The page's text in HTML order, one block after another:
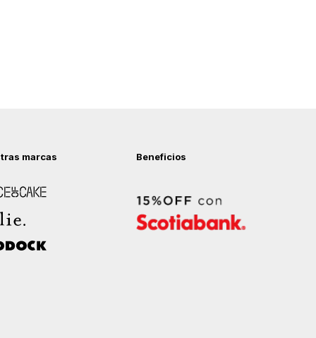
marcas
of Cake
Beneficios